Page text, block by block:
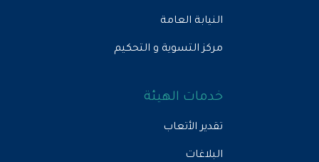
النيابة العامة
مركز التسوية و التحكيم
خدمات الهيئة
تقدير الأتعاب
البلاغات